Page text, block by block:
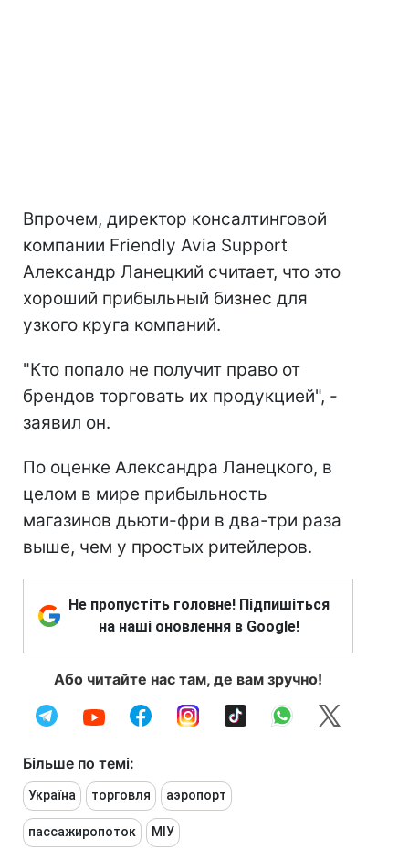
Впрочем, директор консалтинговой
компании Friendly Avia Support
Александр Ланецкий считает, что это
хороший прибыльный бизнес для
узкого круга компаний.
"Кто попало не получит право от
брендов торговать их продукцией", -
заявил он.
По оценке Александра Ланецкого, в
целом в мире прибыльность
магазинов дьюти-фри в два-три раза
выше, чем у простых ритейлеров.
Не пропустіть головне! Підпишіться
на наші оновлення в Google!
Або читайте нас там, де вам зручно!
Більше по темі:
Україна торговля аэропорт
пассажиропоток МІУ